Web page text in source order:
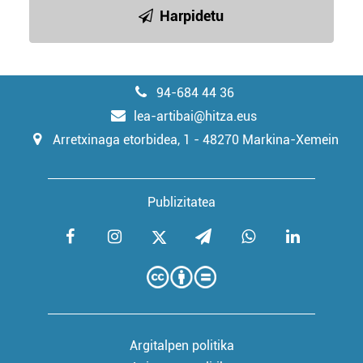
Harpidetu
94-684 44 36
lea-artibai@hitza.eus
Arretxinaga etorbidea, 1 - 48270 Markina-Xemein
Publizitatea
Argitalpen politika